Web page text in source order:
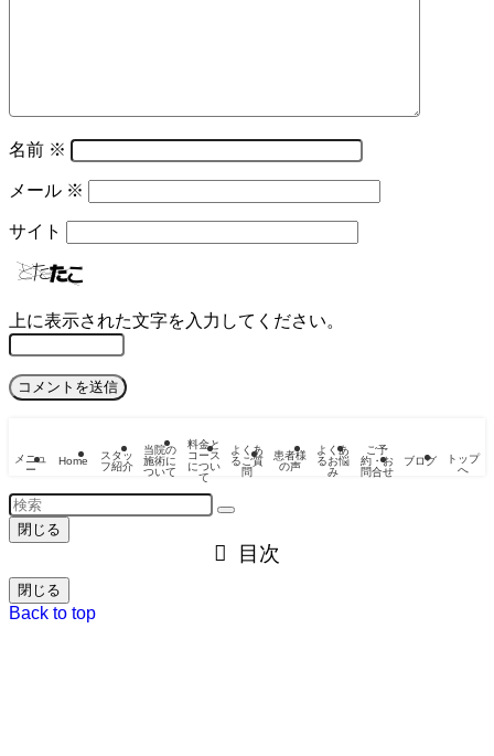
名前 ※
メール ※
サイト
上に表示された文字を入力してください。
メニュ
ー
Home
スタッ
フ紹介
当院の
施術に
ついて
料金と
コース
につい
て
よくあ
るご質
問
患者様
の声
よくあ
るお悩
み
ご予
約・お
問合せ
ブログ
トップ
へ
閉じる
目次
閉じる
Back to top